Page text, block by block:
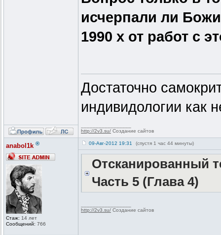
исчерпали ли
1990 х от работ с
Достаточно
индивидологии как
http://2v3.su/ Создание сайтов
anabol1k ®
Стаж: 14 лет
Сообщений: 766
09-Авг-2012 19:31 (спустя 1 час 44 минуты)
Отсканированный
Часть 5 (Глава 4)
http://2v3.su/ Создание сайтов